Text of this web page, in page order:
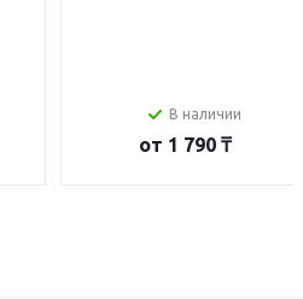
В наличии
от 1 790 ₸